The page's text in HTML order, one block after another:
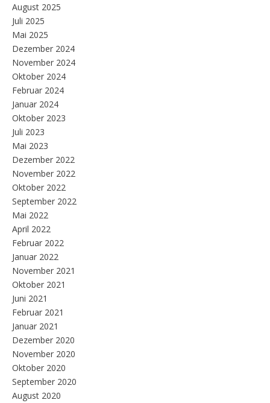
August 2025
Juli 2025
Mai 2025
Dezember 2024
November 2024
Oktober 2024
Februar 2024
Januar 2024
Oktober 2023
Juli 2023
Mai 2023
Dezember 2022
November 2022
Oktober 2022
September 2022
Mai 2022
April 2022
Februar 2022
Januar 2022
November 2021
Oktober 2021
Juni 2021
Februar 2021
Januar 2021
Dezember 2020
November 2020
Oktober 2020
September 2020
August 2020